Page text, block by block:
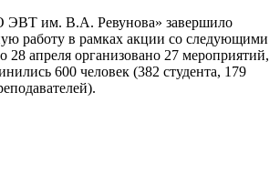
им. В.А. Ревунова» завершило
работу в рамках акции со следующими
28 апреля организовано 27 мероприятий,
600 человек (382 студента, 179